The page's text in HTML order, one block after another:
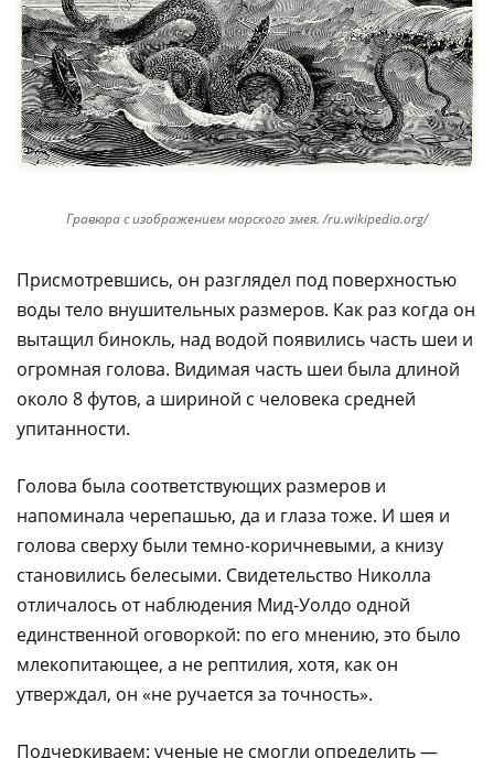
Гравюра с изображением морского змея. /ru.wikipedia.org/
Присмотревшись, он разглядел под поверхностью
воды тело внушительных размеров. Как раз когда он
вытащил бинокль, над водой появились часть шеи и
огромная голова. Видимая часть шеи была длиной
около 8 футов, а шириной с человека средней
упитанности.
Голова была соответствующих размеров и
напоминала черепашью, да и глаза тоже. И шея и
голова сверху были темно-коричневыми, а книзу
становились белесыми. Свидетельство Hиколла
отличалось от наблюдения Мид-Уолдо одной
единственной оговоркой: по его мнению, это было
млекопитающее, а не рептилия, хотя, как он
утверждал, он «не ручается за точность».
Подчеркиваем: ученые не смогли определить —